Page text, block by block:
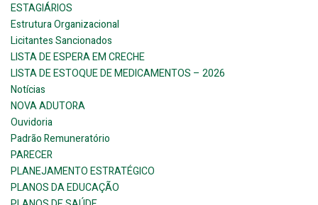
ESTAGIÁRIOS
Estrutura Organizacional
Licitantes Sancionados
LISTA DE ESPERA EM CRECHE
LISTA DE ESTOQUE DE MEDICAMENTOS – 2026
Notícias
NOVA ADUTORA
Ouvidoria
Padrão Remuneratório
PARECER
PLANEJAMENTO ESTRATÉGICO
PLANOS DA EDUCAÇÃO